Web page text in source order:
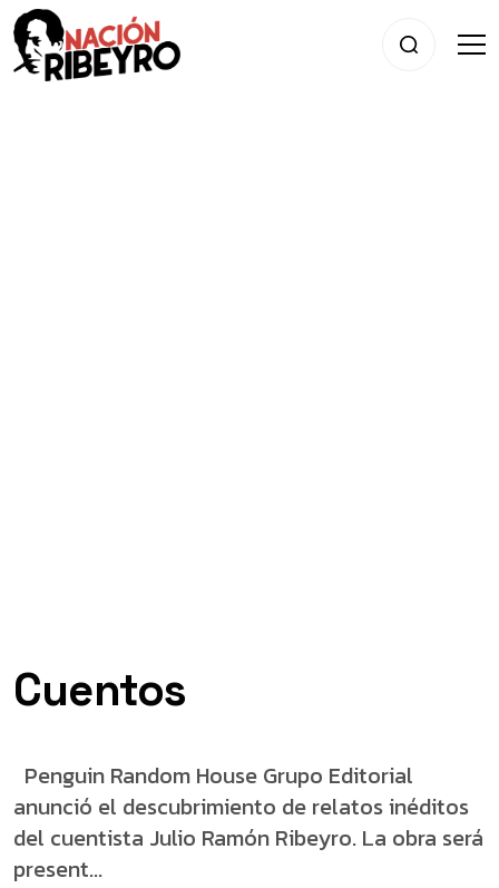
Cuentos
Penguin Random House Grupo Editorial
anunció el descubrimiento de relatos inéditos
del cuentista Julio Ramón Ribeyro. La obra será
present...